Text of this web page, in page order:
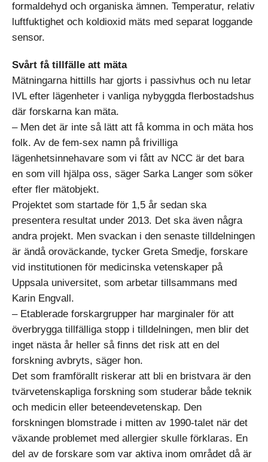
formaldehyd och organiska ämnen. Temperatur, relativ
luftfuktighet och koldioxid mäts med separat loggande
sensor.
Svårt få tillfälle att mäta
Mätningarna hittills har gjorts i passivhus och nu letar
IVL efter lägenheter i vanliga nybyggda flerbostadshus
där forskarna kan mäta.
– Men det är inte så lätt att få komma in och mäta hos
folk. Av de fem-sex namn på frivilliga
lägenhetsinnehavare som vi fått av NCC är det bara
en som vill hjälpa oss, säger Sarka Langer som söker
efter fler mätobjekt.
Projektet som startade för 1,5 år sedan ska
presentera resultat under 2013. Det ska även några
andra projekt. Men svackan i den senaste tilldelningen
är ändå oroväckande, tycker Greta Smedje, forskare
vid institutionen för medicinska vetenskaper på
Uppsala universitet, som arbetar tillsammans med
Karin Engvall.
– Etablerade forskargrupper har marginaler för att
överbrygga tillfälliga stopp i tilldelningen, men blir det
inget nästa år heller så finns det risk att en del
forskning avbryts, säger hon.
Det som framförallt riskerar att bli en bristvara är den
tvärvetenskapliga forskning som studerar både teknik
och medicin eller beteendevetenskap. Den
forskningen blomstrade i mitten av 1990-talet när det
växande problemet med allergier skulle förklaras. En
del av de forskare som var aktiva inom området då är